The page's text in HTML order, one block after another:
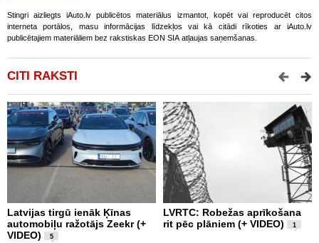
Stingri aizliegts iAuto.lv publicētos materiālus izmantot, kopēt vai reproducēt citos
interneta portālos, masu informācijas līdzekļos vai kā citādi rīkoties ar iAuto.lv
publicētajiem materiāliem bez rakstiskas EON SIA atļaujas saņemšanas.
CITI RAKSTI
Latvijas tirgū ienāk Ķīnas
automobiļu ražotājs Zeekr (+
VIDEO)
5
LVRTC: Robežas aprīkošana
rit pēc plāniem (+ VIDEO)
1